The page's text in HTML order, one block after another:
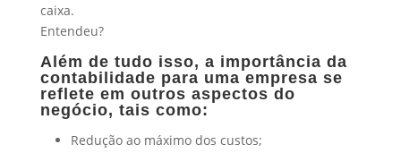
caixa.
Entendeu?
Além de tudo isso, a importância da
contabilidade para uma empresa se
reflete em outros aspectos do
negócio, tais como:
Redução ao máximo dos custos;